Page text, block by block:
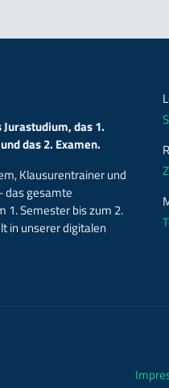
das 1.
das 2. Examen.
Klausurentrainer und
das gesamte
1. Semester bis zum 2.
in unserer digitalen